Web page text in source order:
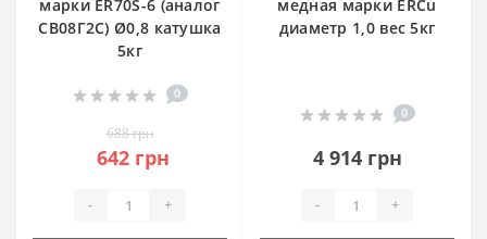
марки ER70S-6 (аналог
СВ08Г2С) Ø0,8 катушка
5кг
0
688 грн
642 грн
- +
медная марки ERCu
диаметр 1,0 вес 5кг
0
4 914 грн
- +